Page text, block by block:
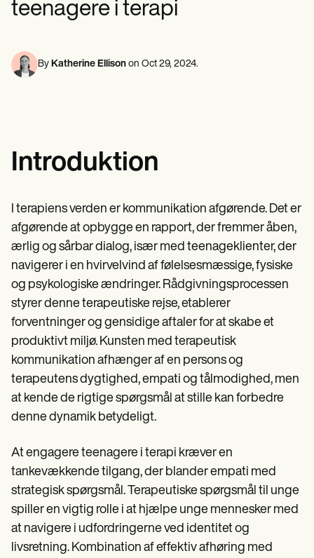
Fagfolk inden for mental sundhed
Socialarbejdere
Psykologer
Sygeplejersker
Sammenligning
App-vejledninger
ICD-koder
Procedure Codes
Superbill skabelon
SOAP Noteskabelon
Skabelon til behandlingsplan
Informed Consent Form
Social Work Treatment Plans
DAR Note Template
Patient Visit Summary Template
Help Center
Demos
Training Hub
Switch to Carepatron
Become a Partner
Pricing
Why Carepatron?
Get started
Insurance claims
Speech therapists
Life coaches
Massage therapists
teenagere i terapi
By Katherine Ellison on Oct 29, 2024.
Introduktion
I terapiens verden er kommunikation afgørende. Det er
afgørende at opbygge en rapport, der fremmer åben,
ærlig og sårbar dialog, især med teenageklienter, der
navigerer i en hvirvelvind af følelsesmæssige, fysiske
og psykologiske ændringer. Rådgivningsprocessen
styrer denne terapeutiske rejse, etablerer
forventninger og gensidige aftaler for at skabe et
produktivt miljø. Kunsten med terapeutisk
kommunikation afhænger af en persons og
terapeutens dygtighed, empati og tålmodighed, men
at kende de rigtige spørgsmål at stille kan forbedre
denne dynamik betydeligt.
At engagere teenagere i terapi kræver en
tankevækkende tilgang, der blander empati med
strategisk spørgsmål. Terapeutiske spørgsmål til unge
spiller en vigtig rolle i at hjælpe unge mennesker med
at navigere i udfordringerne ved identitet og
livsretning. Kombination af effektiv afhøring med